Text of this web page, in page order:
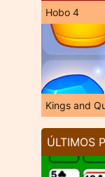
Hobo 4
Kings and
ÚLTIMOS